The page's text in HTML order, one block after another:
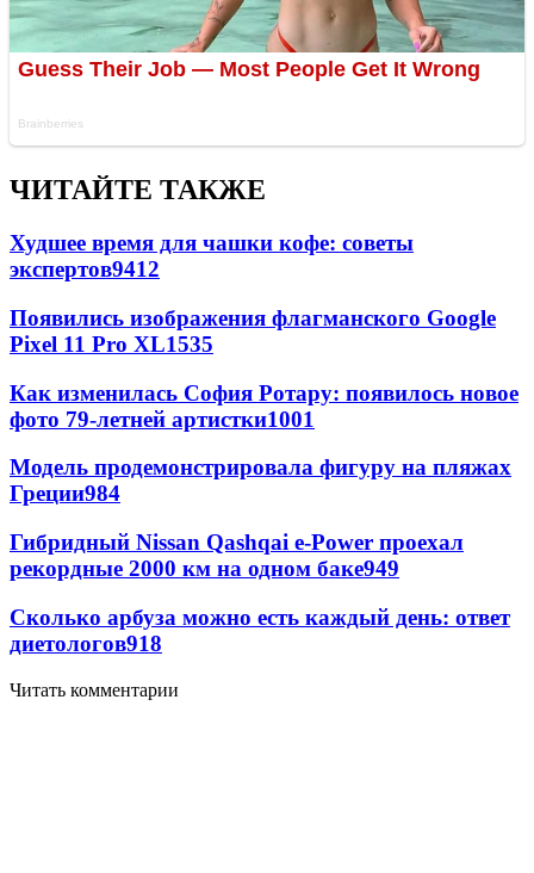
ЧИТАЙТЕ ТАКЖЕ
Худшее время для чашки кофе: советы
экспертов9412
Появились изображения флагманского Google
Pixel 11 Pro XL1535
Как изменилась София Ротару: появилось новое
фото 79-летней артистки1001
Модель продемонстрировала фигуру на пляжах
Греции984
Гибридный Nissan Qashqai e-Power проехал
рекордные 2000 км на одном баке949
Сколько арбуза можно есть каждый день: ответ
диетологов918
Читать комментарии